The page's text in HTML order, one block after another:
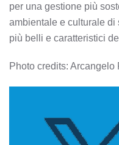
per una gestione più
ambientale e culturale di
più belli e caratteristici
Photo credits: Arcangelo